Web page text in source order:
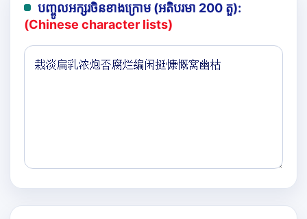
បញ្ចូលអក្សរចិនខាងក្រោម (អតិបរមា 200 តួ):
(Chinese character lists)